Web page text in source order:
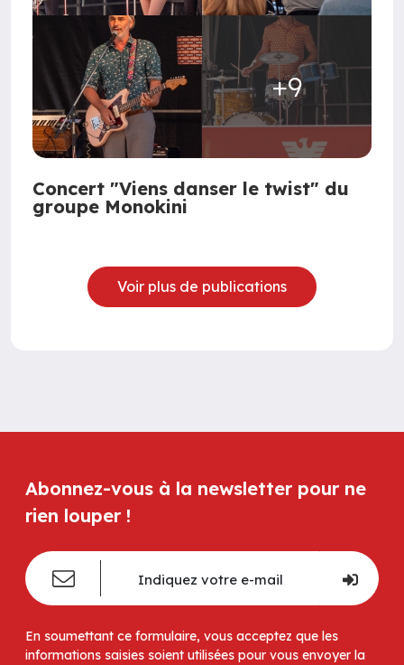
+9
Concert "Viens danser le twist" du
groupe Monokini
Voir plus de publications
Abonnez-vous à la newsletter pour ne
rien louper !
En soumettant ce formulaire, vous acceptez que les
informations saisies soient utilisées pour vous envoyer la